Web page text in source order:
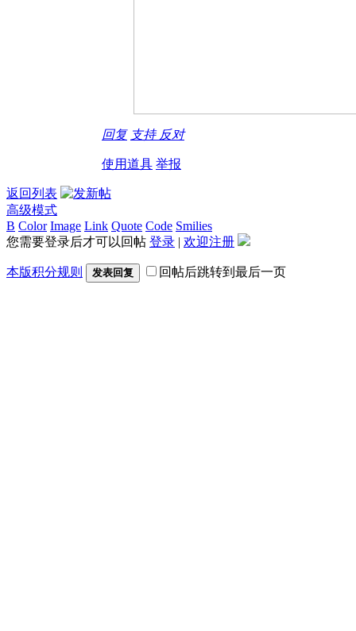
回复 支持 反对
使用道具 举报
返回列表
高级模式
B Color Image Link Quote Code Smilies
您需要登录后才可以回帖 登录 | 欢迎注册
本版积分规则 发表回复 回帖后跳转到最后一页